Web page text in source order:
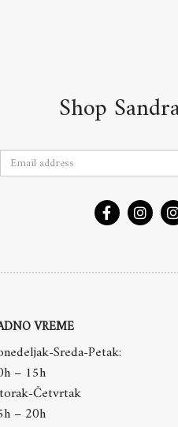
Shop
VREME
Sreda-Petak:
– 15h
Četvrtak
– 20h